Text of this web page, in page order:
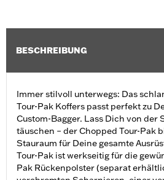
BESCHREIBUNG
Immer stilvoll unterwegs: Das
Tour-Pak Koffers passt perfekt zu
Custom-Bagger. Lass Dich von der
täuschen – der Chopped Tour-Pak
Stauraum für Deine gesamte
Tour-Pak ist werkseitig für die
Pak Rückenpolster (separat